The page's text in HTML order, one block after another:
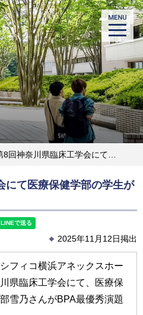
神奈川県臨床工学会にて医療保健学部の学生がBPA最優秀演題賞を受賞
にて医療保健学部の学生が
2025年11月12日掲出
フィコ横浜アネックスホー
県臨床工学会にて、医療保
雪乃さんがBPA最優秀演題